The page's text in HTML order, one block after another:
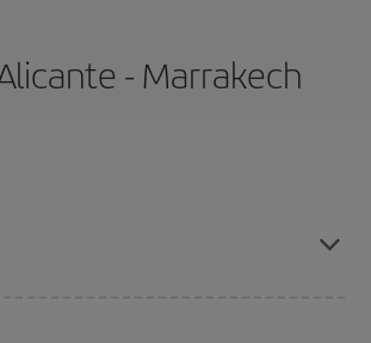
- Marrakech